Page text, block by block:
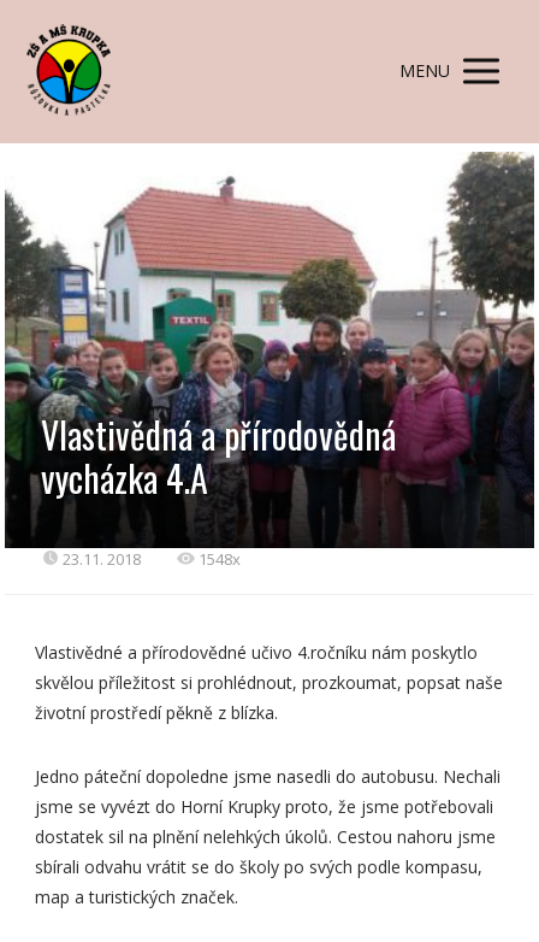
MENU
Vlastivědná a přírodovědná
vycházka 4.A
23.11. 2018 1548x
Vlastivědné a přírodovědné učivo 4.ročníku nám poskytlo
skvělou příležitost si prohlédnout, prozkoumat, popsat naše
životní prostředí pěkně z blízka.
Jedno páteční dopoledne jsme nasedli do autobusu. Nechali
jsme se vyvézt do Horní Krupky proto, že jsme potřebovali
dostatek sil na plnění nelehkých úkolů. Cestou nahoru jsme
sbírali odvahu vrátit se do školy po svých podle kompasu,
map a turistických značek.